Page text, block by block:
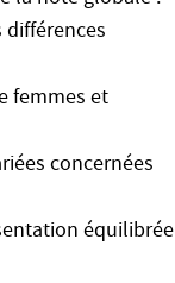
femmes et
concernées
équilibrée